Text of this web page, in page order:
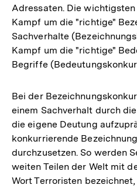
Adressaten. Die
Kampf um die "richtige"
Sachverhalte
Kampf um die "richtige"
Begriffe
Bei der
einem Sachverhalt durch
die eigene Deutung
konkurrierende
durchzusetzen. So werden
weiten Teilen der Welt mit
Wort Terroristen